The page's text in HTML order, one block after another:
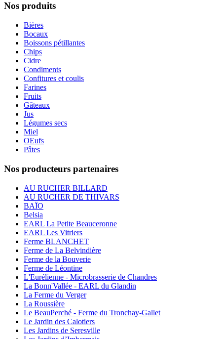
Nos produits
Bières
Bocaux
Boissons pétillantes
Chips
Cidre
Condiments
Confitures et coulis
Farines
Fruits
Gâteaux
Jus
Légumes secs
Miel
OEufs
Pâtes
Nos producteurs partenaires
AU RUCHER BILLARD
AU RUCHER DE THIVARS
BAÏO
Belsia
EARL La Petite Beauceronne
EARL Les Vitriers
Ferme BLANCHET
Ferme de La Belvindière
Ferme de la Bouverie
Ferme de Léontine
L'Eurélienne - Microbrasserie de Chandres
La Bonn'Vallée - EARL du Glandin
La Ferme du Verger
La Roussière
Le BeauPerché - Ferme du Tronchay-Gallet
Le Jardin des Calotiers
Les Jardins de Seresville